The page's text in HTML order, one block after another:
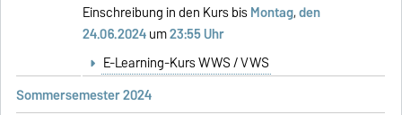
Einschreibung in den Kurs bisMontag,den
24.06.2024um23:55 Uhr
E-Learning-Kurs WWS / VWS
Sommersemester 2024